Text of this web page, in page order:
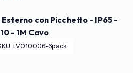
- 1M Cavo
: LVO10006-6pack